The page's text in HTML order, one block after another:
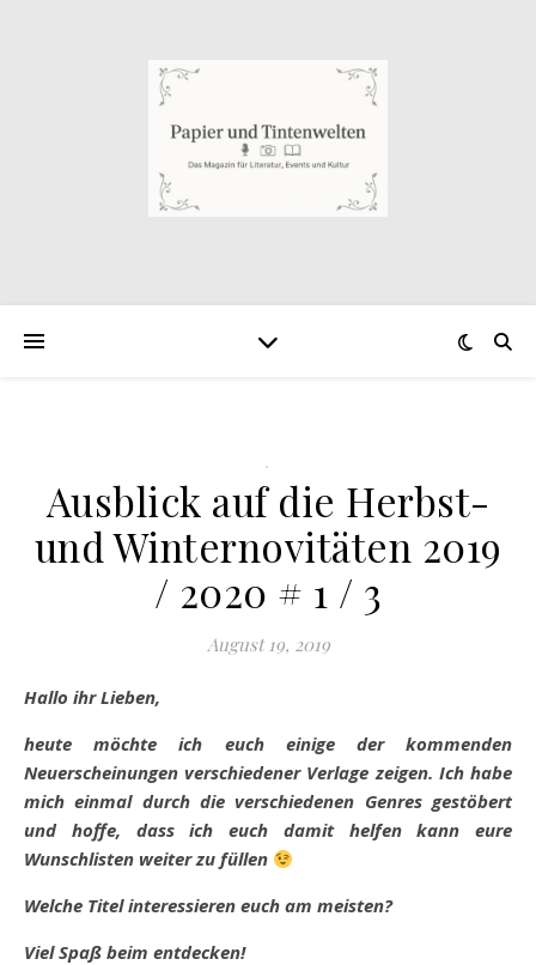
.
Ausblick auf die Herbst-
und Winternovitäten 2019
/ 2020 # 1 / 3
August 19, 2019
Hallo ihr Lieben,
heute möchte ich euch einige der kommenden
Neuerscheinungen verschiedener Verlage zeigen. Ich habe
mich einmal durch die verschiedenen Genres gestöbert
und hoffe, dass ich euch damit helfen kann eure
Wunschlisten weiter zu füllen
Welche Titel interessieren euch am meisten?
Viel Spaß beim entdecken!